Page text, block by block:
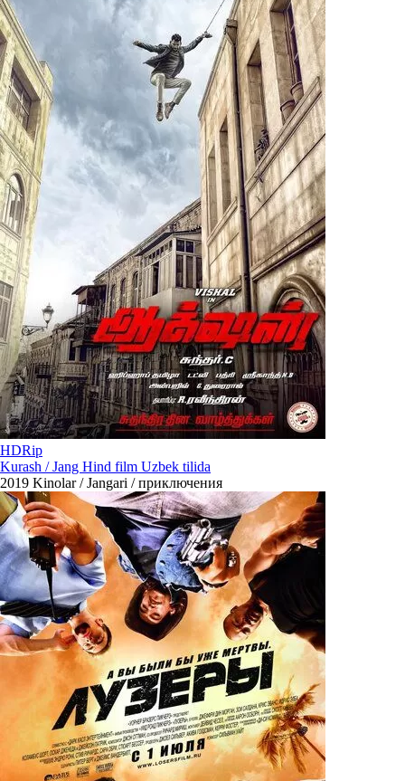
HDRip
Kurash / Jang Hind film Uzbek tilida
2019 Kinolar / Jangari / приключения